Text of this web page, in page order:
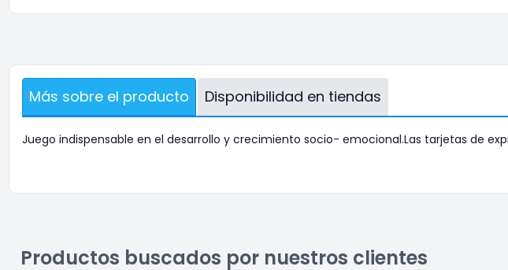
Más sobre el producto Disponibilidad en tiendas
Juego indispensable en el desarrollo y crecimiento socio- emocional.Las tarjetas de
Productos buscados por nuestros clientes